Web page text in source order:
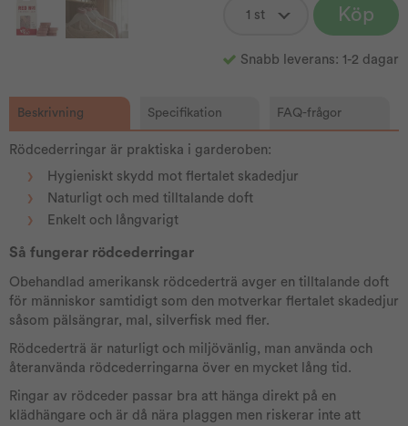
Köp
Snabb leverans: 1-2 dagar
Beskrivning Specifikation FAQ-frågor
Rödcederringar är praktiska i garderoben:
Hygieniskt skydd mot flertalet skadedjur
Naturligt och med tilltalande doft
Enkelt och långvarigt
Så fungerar rödcederringar
Obehandlad amerikansk rödcederträ avger en tilltalande doft
för människor samtidigt som den motverkar flertalet skadedjur
såsom pälsängrar, mal, silverfisk med fler.
Rödcederträ är naturligt och miljövänlig, man använda och
återanvända rödcederringarna över en mycket lång tid.
Ringar av rödceder passar bra att hänga direkt på en
klädhängare och är då nära plaggen men riskerar inte att